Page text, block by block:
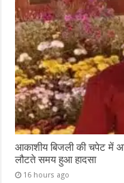
आकाशीय बिजली की चपेट में
लौटते समय हुआ हादसा
16 hours ago